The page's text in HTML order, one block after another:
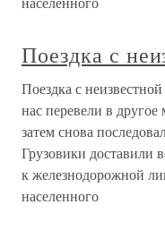
Поездка с
Поездка с
нас перевели в
затем снова
Грузовики доставили
к железнодорожной
населенного